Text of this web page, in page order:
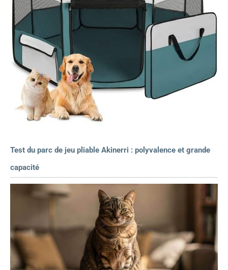
Test du parc de jeu pliable Akinerri : polyvalence et grande
capacité